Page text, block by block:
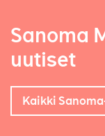
Sanoma
uutiset
Kaikki